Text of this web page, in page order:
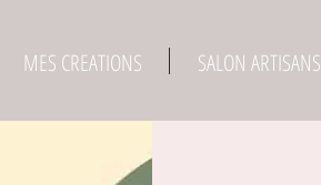
MES CREATIONS SALON ARTISANS